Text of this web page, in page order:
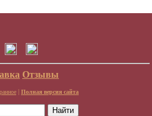
Отзывы
| Полная версия сайта